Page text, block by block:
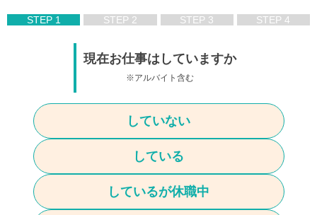
STEP 1 STEP 2 STEP 3 STEP 4
現在お仕事はしていますか
※アルバイト含む
していない
している
しているが休職中